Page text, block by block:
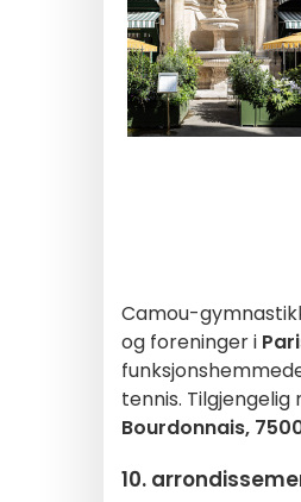
Camou-
og foreninger i
tennis. Tilgjengelig
Bourdonnais,
10.